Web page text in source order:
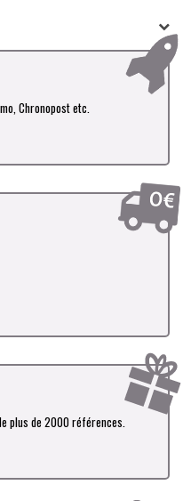
Chronopost etc.
plus de 2000 références.